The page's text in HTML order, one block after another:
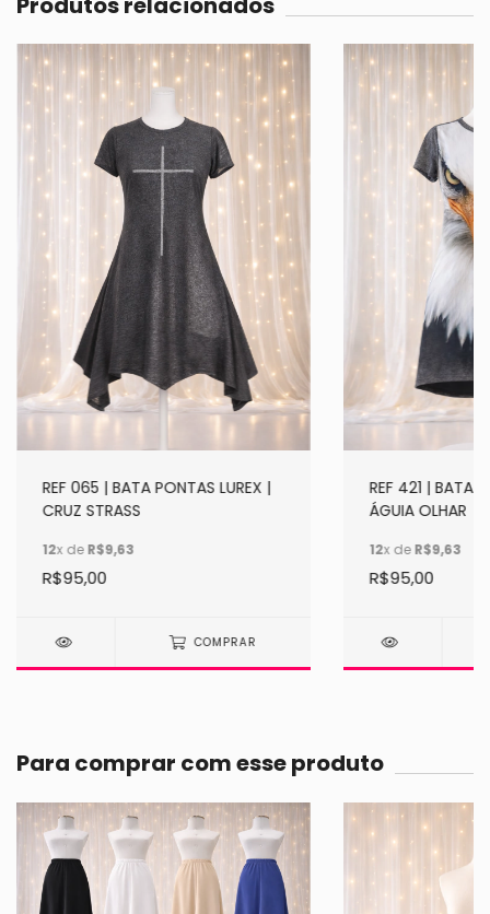
REF 065 | BATA PONTAS LUREX |
CRUZ STRASS
12x deR$9,63
R$95,00
COMPRAR
REF 421 | BATA
ÁGUIA OLHAR
12x deR$9,63
R$95,00
Para comprar com esse produto